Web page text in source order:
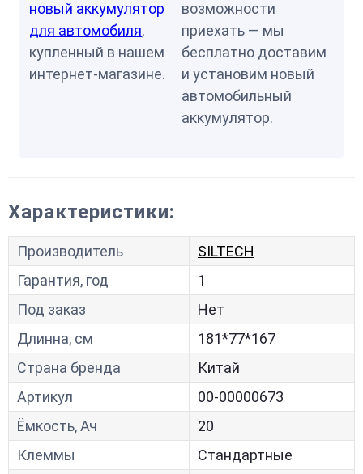
новый аккумулятор
для автомобиля,
купленный в нашем
интернет-магазине.
возможности
приехать — мы
бесплатно доставим
и установим новый
автомобильный
аккумулятор.
Характеристики:
Производитель
SILTECH
Гарантия, год
1
Под заказ
Нет
Длинна, см
181*77*167
Страна бренда
Китай
Артикул
00-00000673
Ёмкость, Ач
20
Клеммы
Стандартные